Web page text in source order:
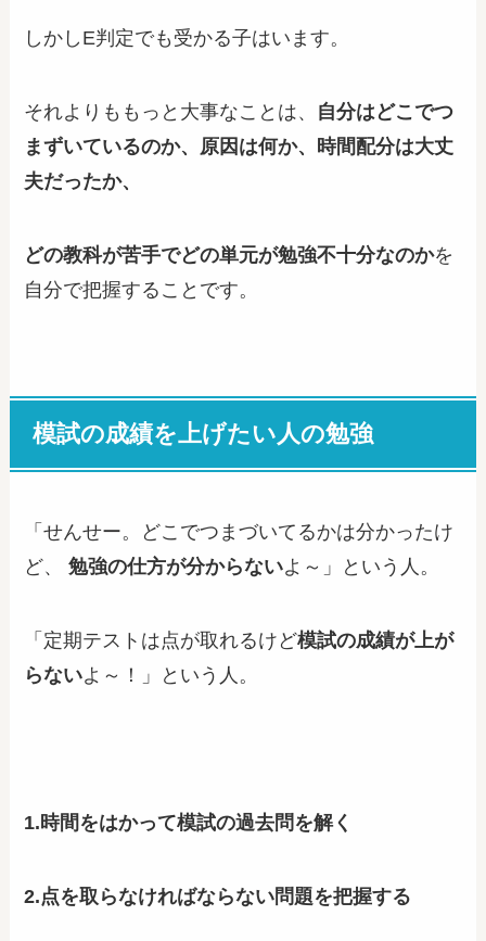
しかしE判定でも受かる子はいます。
それよりももっと大事なことは、 自分はどこでつ
まずいているのか、原因は何か、時間配分は大丈
夫だったか、
どの教科が苦手でどの単元が勉強不十分なのかを
自分で把握することです。
模試の成績を上げたい人の勉強
「せんせー。
どこでつまづいてるかは分かったけ
ど、勉強の仕方が分からないよ～」という人。
「定期テストは点が取れるけど模試の成績が上が
らないよ～！」という人 。
1.時間をはかって模試の過去問を解く
2.点を取らなければならない問題を把握する